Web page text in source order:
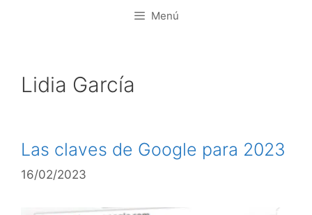
Menú
Lidia García
Las claves de Google para 2023
16/02/2023